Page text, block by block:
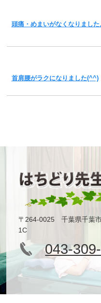
頭痛・めまいがなくなりました
首肩腰がラクになりました(^^)
〒264-0025 千葉県千葉
1C
043-